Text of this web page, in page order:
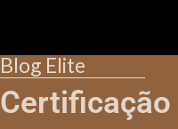
Blog Elite
Certificação